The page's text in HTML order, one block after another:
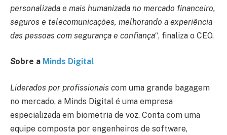
personalizada e mais humanizada no mercado financeiro,
seguros e telecomunicações, melhorando a experiência
das pessoas com segurança e confiança“, finaliza o CEO.
Sobre a Minds Digital
Liderados por profissionais com uma grande bagagem
no mercado, a Minds Digital é uma empresa
especializada em biometria de voz. Conta com uma
equipe composta por engenheiros de software,